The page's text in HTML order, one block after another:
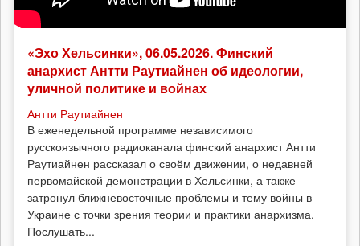
«Эхо Хельсинки», 06.05.2026. Финский
анархист Антти Раутиайнен об идеологии,
уличной политике и войнах
Антти Раутиайнен
В еженедельной программе независимого
русскоязычного радиоканала финский анархист Антти
Раутиайнен рассказал о своём движении, о недавней
первомайской демонстрации в Хельсинки, а также
затронул ближневосточные проблемы и тему войны в
Украине с точки зрения теории и практики анархизма.
Послушать...